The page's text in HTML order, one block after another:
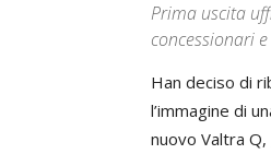
Prima uscita
concessionari
Han deciso di
l’immagine di
nuovo Valtra